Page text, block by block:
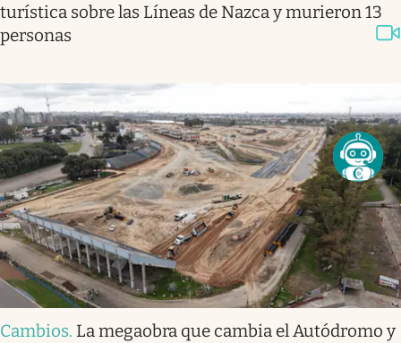
turística sobre las Líneas de Nazca y murieron 13
personas
Cambios. La megaobra que cambia el Autódromo y